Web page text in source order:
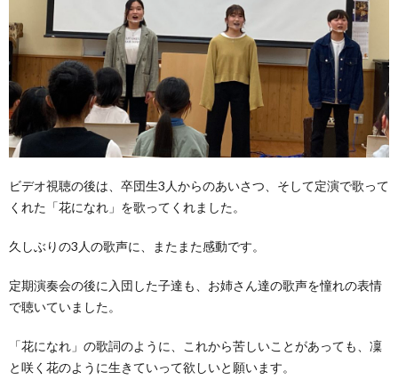
ビデオ視聴の後は、卒団生3人からのあいさつ、そして定演で歌って
くれた「花になれ」を歌ってくれました。
久しぶりの3人の歌声に、またまた感動です。
定期演奏会の後に入団した子達も、お姉さん達の歌声を憧れの表情
で聴いていました。
「花になれ」の歌詞のように、これから苦しいことがあっても、凜
と咲く花のように生きていって欲しいと願います。